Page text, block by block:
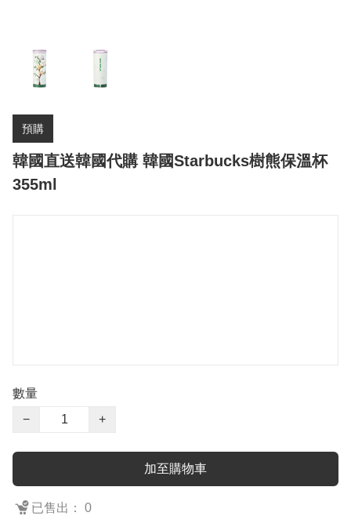
預購
韓國直送韓國代購 韓國Starbucks樹熊保溫杯
355ml
數量
−
+
加至購物車
已售出： 0